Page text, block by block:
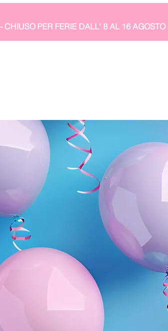
- CHIUSO PER FERIE DALL' 8 AL 16 AGOSTO